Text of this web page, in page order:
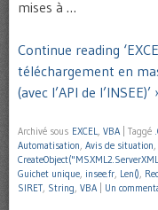
mises à …
Continue reading
téléchargement en
(avec l’API de l’INSEE)’
Archivé sous EXCEL VBA Taggé
Automatisation Avis de situation
Guichet unique insee.fr Len()
SIRET String VBA Un